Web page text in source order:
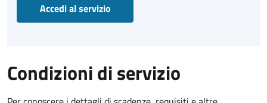
Accedi al servizio
Condizioni di servizio